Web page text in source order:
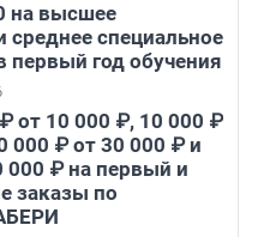
на высшее
среднее специальное
первый год обучения
от 10 000 ₽, 10 000 ₽
000 ₽ от 30 000 ₽ и
000 ₽ на первый и
заказы по